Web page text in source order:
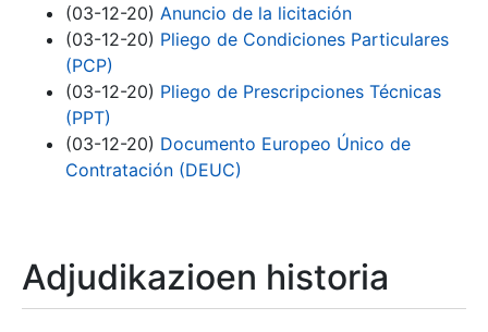
Erakutsi/Ezkutatu
(03-12-20) Anuncio de la licitación
(03-12-20) Pliego de Condiciones Particulares
(PCP)
(03-12-20) Pliego de Prescripciones Técnicas
(PPT)
(03-12-20) Documento Europeo Único de
Contratación (DEUC)
Adjudikazioen historia